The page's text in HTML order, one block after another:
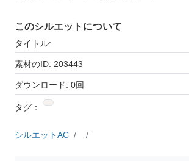
このシルエットについて
タイトル:
素材のID: 203443
ダウンロード: 0回
タグ：
シルエットAC